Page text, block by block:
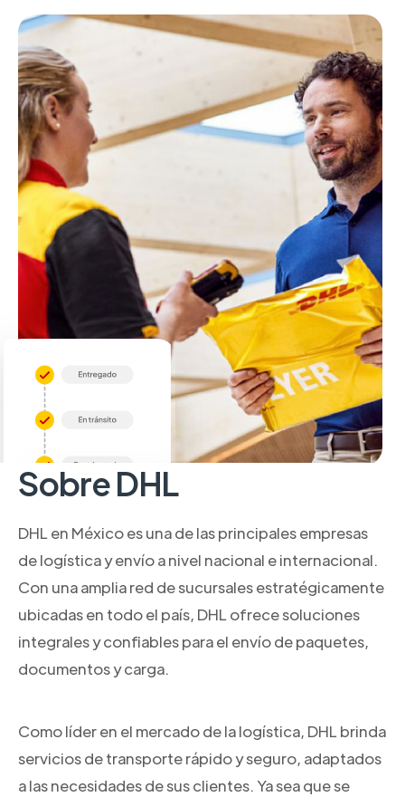
Sobre DHL
DHL en México es una de las principales empresas
de logística y envío a nivel nacional e internacional.
Con una amplia red de sucursales estratégicamente
ubicadas en todo el país, DHL ofrece soluciones
integrales y confiables para el envío de paquetes,
documentos y carga.
Como líder en el mercado de la logística, DHL brinda
servicios de transporte rápido y seguro, adaptados
a las necesidades de sus clientes. Ya sea que se